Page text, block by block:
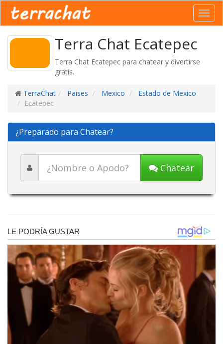
Terra Chat Ecatepec
Terra Chat Ecatepec para chatear y divertirse
gratis.
TerraChat Paises Mexico
Estado de Mexico
Ecatepec
¿Preparado para Chatear?
Chatear